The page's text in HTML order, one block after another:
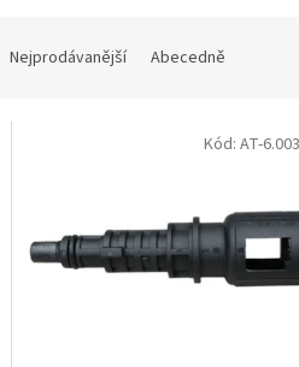
Nejprodávanější Abecedně
Kód: AT-